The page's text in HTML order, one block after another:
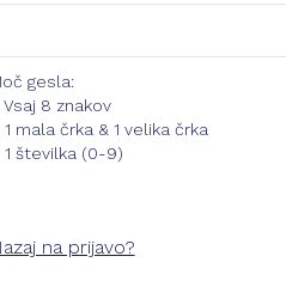
gesla:
8 znakov
mala črka & 1 velika črka
številka (0-9)
na prijavo?